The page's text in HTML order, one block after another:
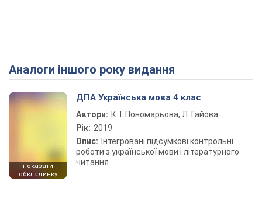
Play Video
Аналоги іншого року видання
показати
обкладинку
ДПА Українська мова 4 клас
Автори: К. І. Пономарьова, Л. Гайова
Рік: 2019
Опис: Інтегровані підсумкові контрольні
роботи з української мови і літературного
читання